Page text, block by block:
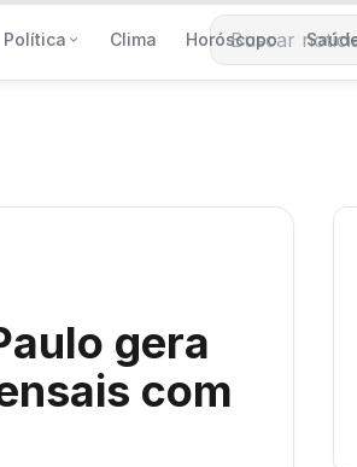
Política Clima Horóscopo
Buscar
gera
com